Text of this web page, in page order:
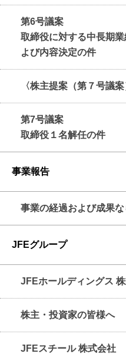
第6号議案
取締役に対する中長期
よび内容決定の件
〈株主提案（第７号議案
第7号議案
取締役１名解任の件
事業報告
事業の経過および成果
JFEグループ
JFEホールディングス
株主・投資家の皆様へ
JFEスチール 株式会社